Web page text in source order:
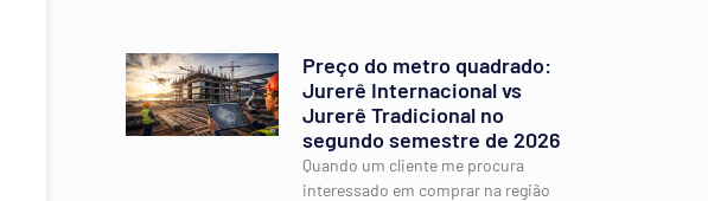
Preço do metro quadrado:
Jurerê Internacional vs
Jurerê Tradicional no
segundo semestre de 2026
Quando um cliente me procura
interessado em comprar na região